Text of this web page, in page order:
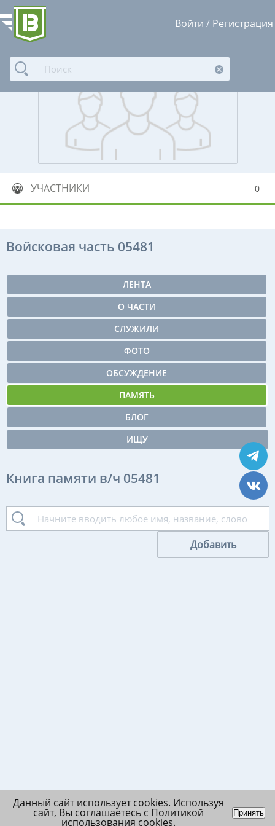
Войти / Регистрация
УЧАСТНИКИ 0
Войсковая часть 05481
ЛЕНТА
О ЧАСТИ
СЛУЖИЛИ
ФОТО
ОБСУЖДЕНИЕ
ПАМЯТЬ
БЛОГ
ИЩУ
Книга памяти в/ч 05481
Добавить
Данный сайт использует cookies. Используя
сайт, Вы соглашаетесьс Политикой
использования cookies.
Принять